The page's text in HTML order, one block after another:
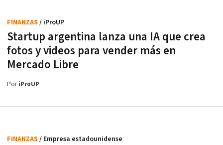
Startup argentina lanza una IA que crea
fotos y videos para vender más en
Mercado Libre
FINANZAS / iProUP
PoriProUP
FINANZAS / Empresa estadounidense